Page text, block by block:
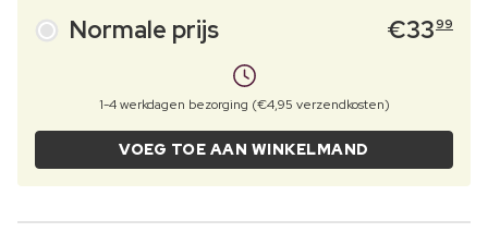
Normale prijs €3399
1-4 werkdagen bezorging (€4,95 verzendkosten)
VOEG TOE AAN WINKELMAND